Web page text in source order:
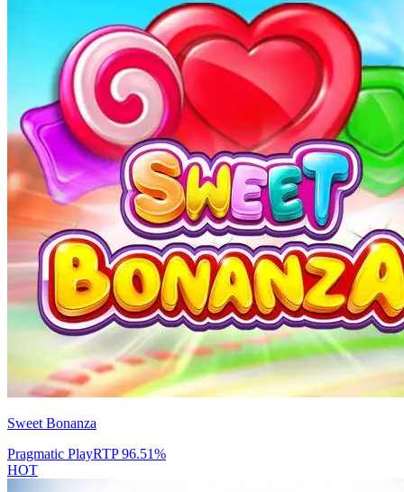
Sweet Bonanza
Pragmatic PlayRTP96.51%
HOT